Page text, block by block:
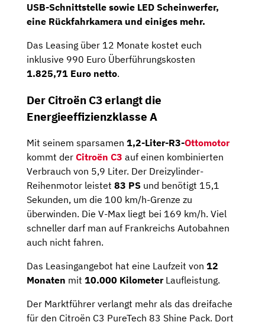
USB-Schnittstelle sowie LED Scheinwerfer,
eine Rückfahrkamera und einiges mehr.
Das Leasing über 12 Monate kostet euch
inklusive 990 Euro Überführungskosten
1.825,71 Euro netto.
Der Citroën C3 erlangt die
Energieeffizienzklasse A
Mit seinem sparsamen 1,2-Liter-R3-Ottomotor
kommt der Citroën C3 auf einen kombinierten
Verbrauch von 5,9 Liter. Der Dreizylinder-
Reihenmotor leistet 83 PS und benötigt 15,1
Sekunden, um die 100 km/h-Grenze zu
überwinden. Die V-Max liegt bei 169 km/h. Viel
schneller darf man auf Frankreichs Autobahnen
auch nicht fahren.
Das Leasingangebot hat eine Laufzeit von 12
Monaten mit 10.000 KilometerLaufleistung.
Der Marktführer verlangt mehr als das dreifache
für den Citroën C3 PureTech 83 Shine Pack. Dort